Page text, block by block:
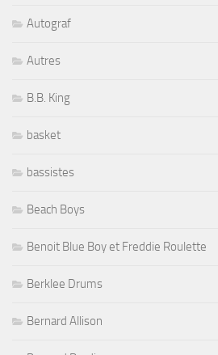
Autograf
Autres
B.B. King
basket
bassistes
Beach Boys
Benoit Blue Boy et Freddie Roulette
Berklee Drums
Bernard Allison